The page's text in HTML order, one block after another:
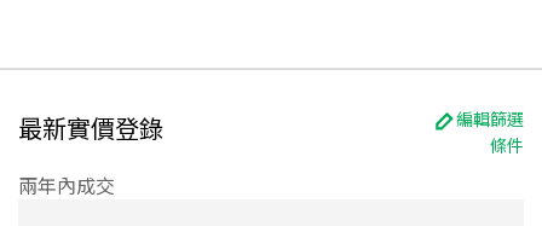
最新實價登錄
編輯篩選
條件
兩年內成交